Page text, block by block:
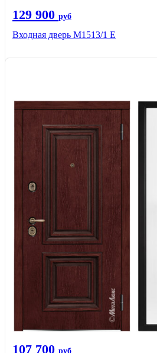
129 900 руб
Входная дверь М1513/1 Е
107 700 руб